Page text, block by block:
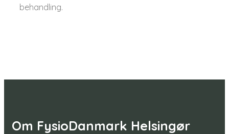
behandling.
Om FysioDanmark Helsingør